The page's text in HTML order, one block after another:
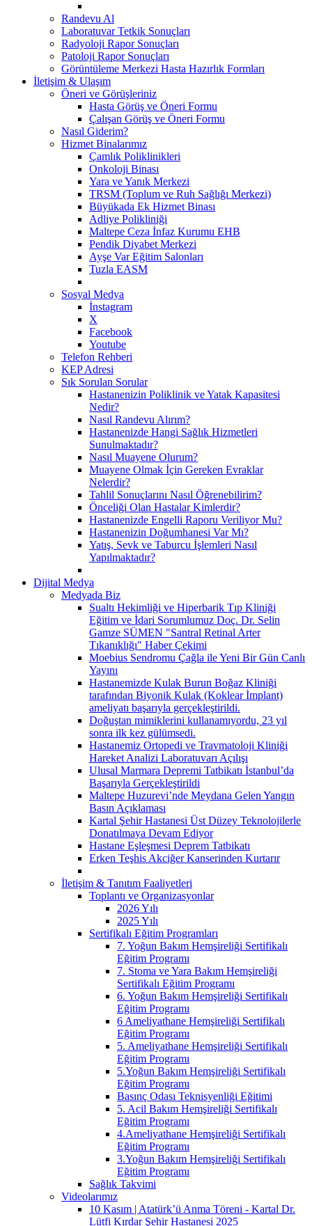
Randevu Al
Laboratuvar Tetkik Sonuçları
Radyoloji Rapor Sonuçları
Patoloji Rapor Sonuçları
Görüntüleme Merkezi Hasta Hazırlık Formları
İletişim & Ulaşım
Öneri ve Görüşleriniz
Hasta Görüş ve Öneri Formu
Çalışan Görüş ve Öneri Formu
Nasıl Giderim?
Hizmet Binalarımız
Çamlık Poliklinikleri
Onkoloji Binası
Yara ve Yanık Merkezi
TRSM (Toplum ve Ruh Sağlığı Merkezi)
Büyükada Ek Hizmet Binası
Adliye Polikliniği
Maltepe Ceza İnfaz Kurumu EHB
Pendik Diyabet Merkezi
Ayşe Var Eğitim Salonları
Tuzla EASM
Sosyal Medya
İnstagram
X
Facebook
Youtube
Telefon Rehberi
KEP Adresi
Sık Sorulan Sorular
Hastanenizin Poliklinik ve Yatak Kapasitesi
Nedir?
Nasıl Randevu Alırım?
Hastanenizde Hangi Sağlık Hizmetleri
Sunulmaktadır?
Nasıl Muayene Olurum?
Muayene Olmak İçin Gereken Evraklar
Nelerdir?
Tahlil Sonuçlarını Nasıl Öğrenebilirim?
Önceliği Olan Hastalar Kimlerdir?
Hastanenizde Engelli Raporu Veriliyor Mu?
Hastanenizin Doğumhanesi Var Mı?
Yatış, Sevk ve Taburcu İşlemleri Nasıl
Yapılmaktadır?
Dijital Medya
Medyada Biz
Sualtı Hekimliği ve Hiperbarik Tıp Kliniği
Eğitim ve İdari Sorumlumuz Doç. Dr. Selin
Gamze SÜMEN "Santral Retinal Arter
Tıkanıklığı" Haber Çekimi
Moebius Sendromu Çağla ile Yeni Bir Gün Canlı
Yayını
Hastanemizde Kulak Burun Boğaz Kliniği
tarafından Biyonik Kulak (Koklear İmplant)
ameliyatı başarıyla gerçekleştirildi.
Doğuştan mimiklerini kullanamıyordu, 23 yıl
sonra ilk kez gülümsedi.
Hastanemiz Ortopedi ve Travmatoloji Kliniği
Hareket Analizi Laboratuvarı Açılışı
Ulusal Marmara Depremi Tatbikatı İstanbul’da
Başarıyla Gerçekleştirildi
Maltepe Huzurevi’nde Meydana Gelen Yangın
Basın Açıklaması
Kartal Şehir Hastanesi Üst Düzey Teknolojilerle
Donatılmaya Devam Ediyor
Hastane Eşleşmesi Deprem Tatbikatı
Erken Teşhis Akciğer Kanserinden Kurtarır
İletişim & Tanıtım Faaliyetleri
Toplantı ve Organizasyonlar
2026 Yılı
2025 Yılı
Sertifikalı Eğitim Programları
7. Yoğun Bakım Hemşireliği Sertifikalı
Eğitim Programı
7. Stoma ve Yara Bakım Hemşireliği
Sertifikalı Eğitim Programı
6. Yoğun Bakım Hemşireliği Sertifikalı
Eğitim Programı
6 Ameliyathane Hemşireliği Sertifikalı
Eğitim Programı
5. Ameliyathane Hemşireliği Sertifikalı
Eğitim Programı
5.Yoğun Bakım Hemşireliği Sertifikalı
Eğitim Programı
Basınç Odası Teknisyenliği Eğitimi
5. Acil Bakım Hemşireliği Sertifikalı
Eğitim Programı
4.Ameliyathane Hemşireliği Sertifikalı
Eğitim Programı
3.Yoğun Bakım Hemşireliği Sertifikalı
Eğitim Programı
Sağlık Takvimi
Videolarımız
10 Kasım | Atatürk’ü Anma Töreni - Kartal Dr.
Lütfi Kırdar Şehir Hastanesi 2025